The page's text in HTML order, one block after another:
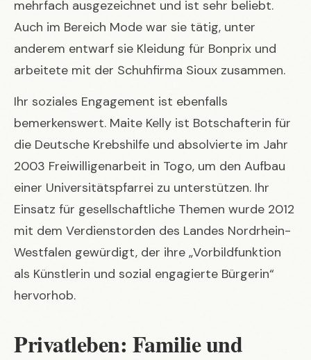
mehrfach ausgezeichnet und ist sehr beliebt.
Auch im Bereich Mode war sie tätig, unter
anderem entwarf sie Kleidung für Bonprix und
arbeitete mit der Schuhfirma Sioux zusammen.
Ihr soziales Engagement ist ebenfalls
bemerkenswert. Maite Kelly ist Botschafterin für
die Deutsche Krebshilfe und absolvierte im Jahr
2003 Freiwilligenarbeit in Togo, um den Aufbau
einer Universitätspfarrei zu unterstützen. Ihr
Einsatz für gesellschaftliche Themen wurde 2012
mit dem Verdienstorden des Landes Nordrhein-
Westfalen gewürdigt, der ihre „Vorbildfunktion
als Künstlerin und sozial engagierte Bürgerin“
hervorhob.
Privatleben: Familie und